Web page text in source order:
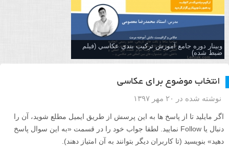
وبینار دوره جامع آموزش تركيب بندي عكاسي (فیلم
ضبط شده)
انتخاب موضوع برای عکاسی
نوشته شده در ۲۰ مهر ۱۳۹۷
اگر مایلید تا از پاسخ ها به این پرسش از طریق ایمیل مطلع شوید، آن را
دنبال یا Follow نمایید. لطفا جواب خود را در قسمت «به این سوال پاسخ
دهید» بنویسید (تا کاربران دیگر بتوانند به آن امتیاز دهند).